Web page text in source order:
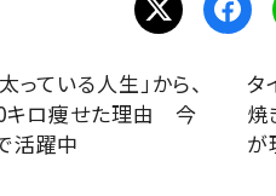
っている人生」から、
キロ痩せた理由 今
活躍中
タ
焼
が